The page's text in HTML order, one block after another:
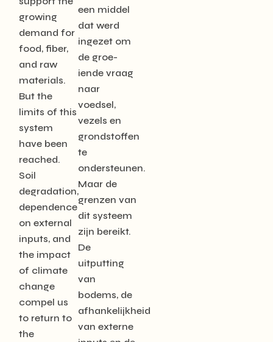
growing
demand for
food, fiber,
and raw
materials.
But the
limits of this
system
have been
reached.
Soil
degradation,
dependence
on external
inputs, and
the impact
of climate
change
compel us
to return to
the
een middel
dat werd
ingezet om
de groe-
iende vraag
naar
voedsel,
vezels en
grondstoffen
te
ondersteunen.
Maar de
grenzen van
dit systeem
zijn bereikt.
De
uitputting
van
bodems, de
afhankelijkheid
van externe